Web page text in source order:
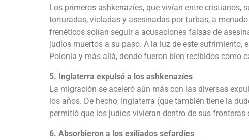
Los primeros ashkenazíes, que vivían entre cristianos,
torturadas, violadas y asesinadas por turbas, a
frenéticos solían seguir a acusaciones falsas de
judíos muertos a su paso. A la luz de este sufrimiento,
Polonia y más allá, donde fueron bien recibidos como
5. Inglaterra expulsó a los ashkenazíes
La migración se aceleró aún más con las diversas
los años. De hecho, Inglaterra (que también tiene la
permitió que los judíos vivieran dentro de sus fronteras
6. Absorbieron a los exiliados sefardíes